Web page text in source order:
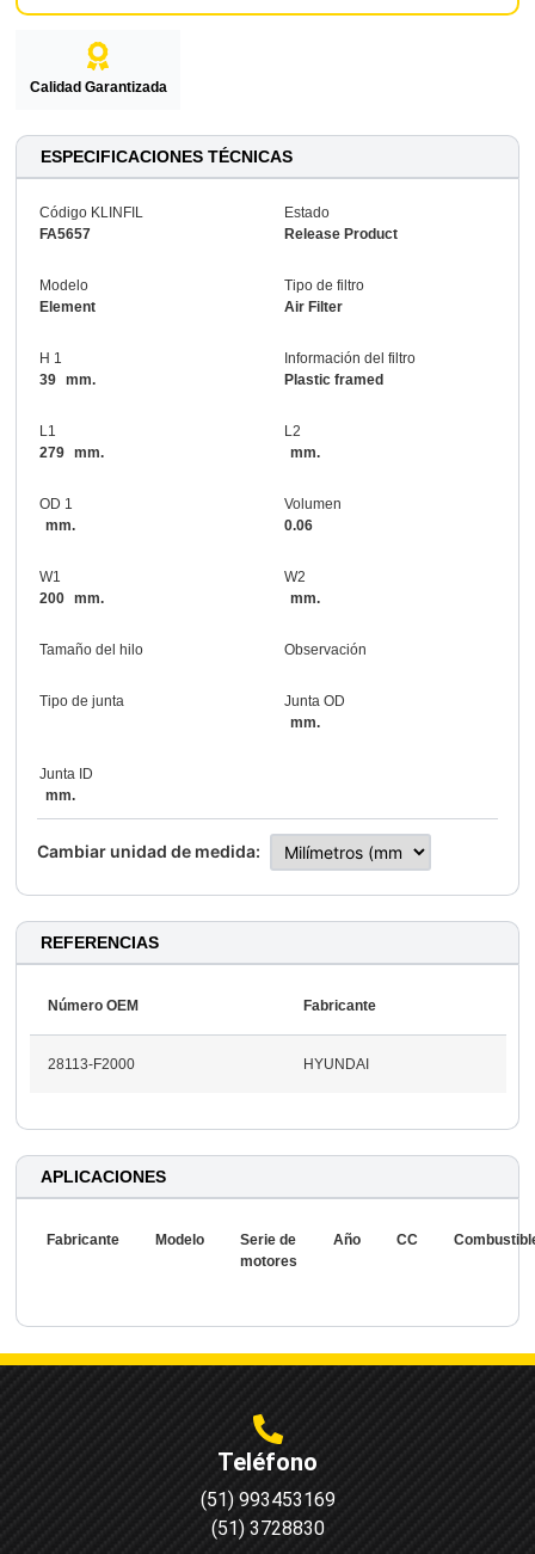
Calidad Garantizada
ESPECIFICACIONES TÉCNICAS
Código KLINFIL
FA5657
Estado
Release Product
Modelo
Element
Tipo de filtro
Air Filter
H 1
39 mm.
Información del filtro
Plastic framed
L1
279 mm.
L2
mm.
OD 1
mm.
Volumen
0.06
W1
200 mm.
W2
mm.
Tamaño del hilo Observación
Tipo de junta
Junta OD
mm.
Junta ID
mm.
Cambiar unidad de medida:
REFERENCIAS
Número OEM Fabricante
28113-F2000 HYUNDAI
APLICACIONES
Fabricante Modelo
Serie de
motores
Año CC
Teléfono
(51) 993453169
(51) 3728830